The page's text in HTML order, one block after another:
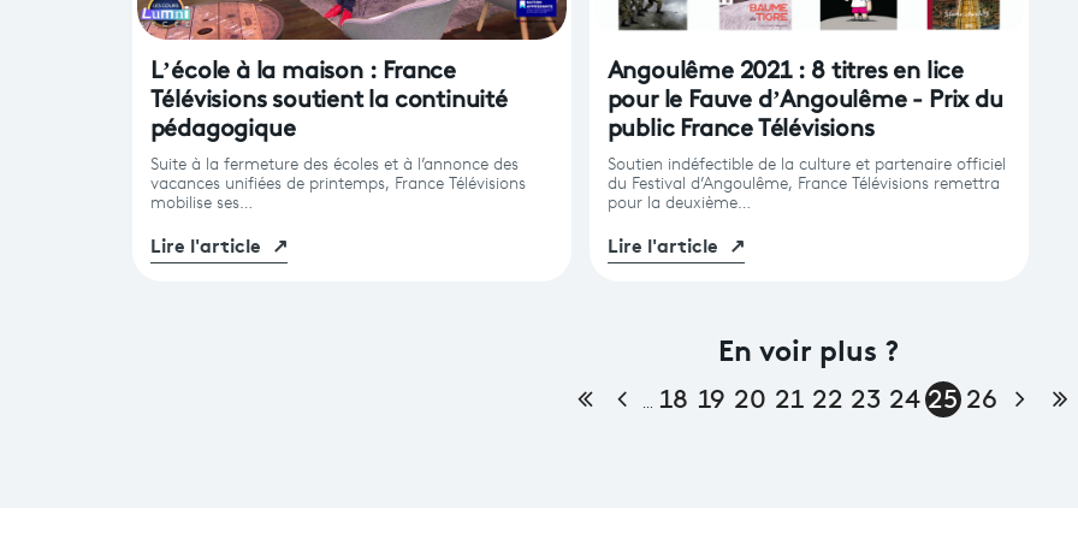
L’école à la maison : France
Télévisions soutient la continuité
pédagogique
Suite à la fermeture des écoles et à l’annonce des
vacances unifiées de printemps, France Télévisions
mobilise ses…
Lire l'article ↗
Angoulême 2021 : 8 titres en lice
pour le Fauve d’Angoulême - Prix du
public France Télévisions
Soutien indéfectible de la culture et partenaire officiel
du Festival d’Angoulême, France Télévisions remettra
pour la deuxième…
Lire l'article ↗
En voir plus ?
Première page
Page précédente
… 18 19 20 21 22 23 24 25 26